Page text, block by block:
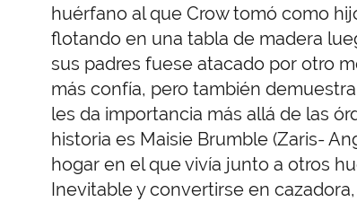
huérfano al que Crow tomó como
flotando en una tabla de madera
sus padres fuese atacado por otro
más confía, pero también
les da importancia más allá de las
historia es Maisie Brumble (Zaris-
hogar en el que vivía junto a otros
Inevitable y convertirse en